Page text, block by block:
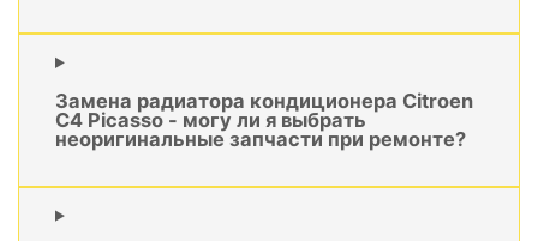
Замена радиатора кондиционера Citroen
C4 Picasso - могу ли я выбрать
неоригинальные запчасти при ремонте?